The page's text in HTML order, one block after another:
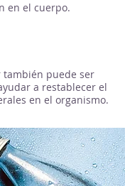
en el cuerpo.
también puede ser
a restablecer el
en el organismo.